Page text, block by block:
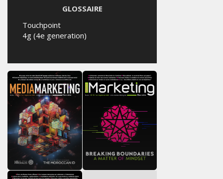
GLOSSAIRE
Touchpoint
4g (4e generation)